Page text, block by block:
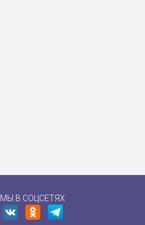
МЫ В СОЦСЕТЯХ